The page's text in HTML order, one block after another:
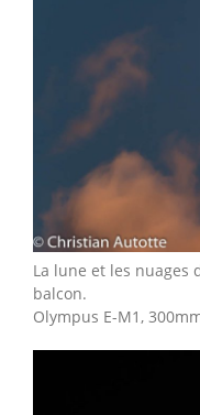
La lune et les nuages
balcon.
Olympus E-M1,